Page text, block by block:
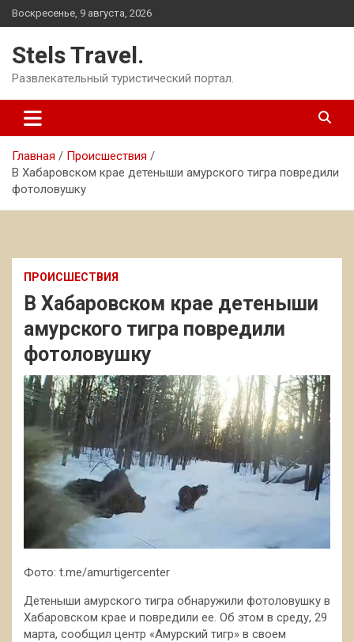
Перейти
к
Воскресенье, 9 августа, 2026
Stels Travel.
Развлекательный туристический портал.
Главная
Происшествия
В Хабаровском крае детеныши амурского тигра повредили
фотоловушку
ПРОИСШЕСТВИЯ
В Хабаровском крае детеныши
амурского тигра повредили
фотоловушку
Фото: t.me/amurtigercenter
Детеныши амурского тигра обнаружили фотоловушку в
Хабаровском крае и повредили ее. Об этом в среду, 29
марта, сообщил центр «Амурский тигр» в своем